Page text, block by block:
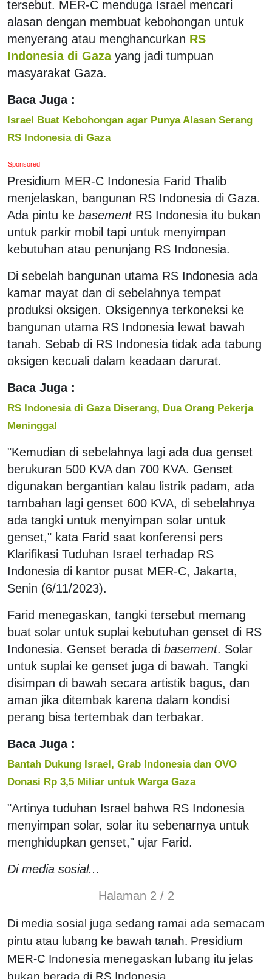
tersebut. MER-C menduga Israel mencari
alasan dengan membuat kebohongan untuk
menyerang atau menghancurkan RS
Indonesia di Gaza yang jadi tumpuan
masyarakat Gaza.
Baca Juga :
Israel Buat Kebohongan agar Punya Alasan Serang
RS Indonesia di Gaza
Sponsored
Presidium MER-C Indonesia Farid Thalib
menjelaskan, bangunan RS Indonesia di Gaza.
Ada pintu ke basementRS Indonesia itu bukan
untuk parkir mobil tapi untuk menyimpan
kebutuhan atau penunjang RS Indonesia.
Di sebelah bangunan utama RS Indonesia ada
kamar mayat dan di sebelahnya tempat
produksi oksigen. Oksigennya terkoneksi ke
bangunan utama RS Indonesia lewat bawah
tanah. Sebab di RS Indonesia tidak ada tabung
oksigen kecuali dalam keadaan darurat.
Baca Juga :
RS Indonesia di Gaza Diserang, Dua Orang Pekerja
Meninggal
"Kemudian di sebelahnya lagi ada dua genset
berukuran 500 KVA dan 700 KVA. Genset
digunakan bergantian kalau listrik padam, ada
tambahan lagi genset 600 KVA, di sebelahnya
ada tangki untuk menyimpan solar untuk
genset," kata Farid saat konferensi pers
Klarifikasi Tuduhan Israel terhadap RS
Indonesia di kantor pusat MER-C, Jakarta,
Senin (6/11/2023).
Farid menegaskan, tangki tersebut memang
buat solar untuk suplai kebutuhan genset di RS
Indonesia. Genset berada di basement. Solar
untuk suplai ke genset juga di bawah. Tangki
disimpan di bawah secara artistik bagus, dan
aman jika ditembak karena dalam kondisi
perang bisa tertembak dan terbakar.
Baca Juga :
Bantah Dukung Israel, Grab Indonesia dan OVO
Donasi Rp 3,5 Miliar untuk Warga Gaza
"Artinya tuduhan Israel bahwa RS Indonesia
menyimpan solar, solar itu sebenarnya untuk
menghidupkan genset," ujar Farid.
Di media sosial...
Halaman 2 / 2
Di media sosial juga sedang ramai ada semacam
pintu atau lubang ke bawah tanah. Presidium
MER-C Indonesia menegaskan lubang itu jelas
bukan berada di RS Indonesia.